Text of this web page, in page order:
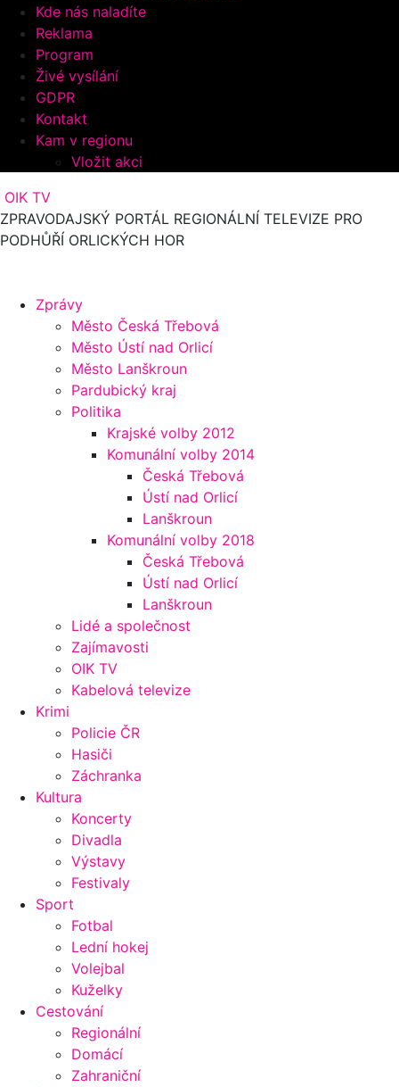
Kde nás naladíte
Reklama
Program
Živé vysílání
GDPR
Kontakt
Kam v regionu
Vložit akci
OIK TV
ZPRAVODAJSKÝ PORTÁL REGIONÁLNÍ TELEVIZE PRO
PODHŮŘÍ ORLICKÝCH HOR
Zprávy
Město Česká Třebová
Město Ústí nad Orlicí
Město Lanškroun
Pardubický kraj
Politika
Krajské volby 2012
Komunální volby 2014
Česká Třebová
Ústí nad Orlicí
Lanškroun
Komunální volby 2018
Česká Třebová
Ústí nad Orlicí
Lanškroun
Lidé a společnost
Zajímavosti
OIK TV
Kabelová televize
Krimi
Policie ČR
Hasiči
Záchranka
Kultura
Koncerty
Divadla
Výstavy
Festivaly
Sport
Fotbal
Lední hokej
Volejbal
Kuželky
Cestování
Regionální
Domácí
Zahraniční